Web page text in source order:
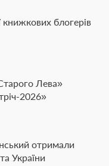
блогерів
Лева»
2026»
отримали
України